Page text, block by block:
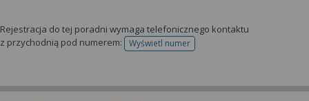
Rejestracja do tej poradni wymaga telefonicznego kontaktu
z przychodnią pod numerem:
Wyświetl numertelefonu do rejestracji